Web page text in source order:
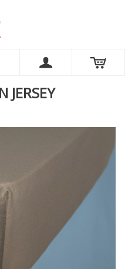
JERSEY